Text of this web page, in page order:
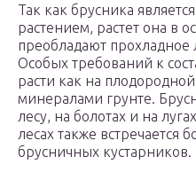
Так как брусника
растением, растет она в
преобладают прохладное
Особых требований к
расти как на
минералами грунте.
лесу, на болотах и на
лесах также встречается
брусничных кустарников.